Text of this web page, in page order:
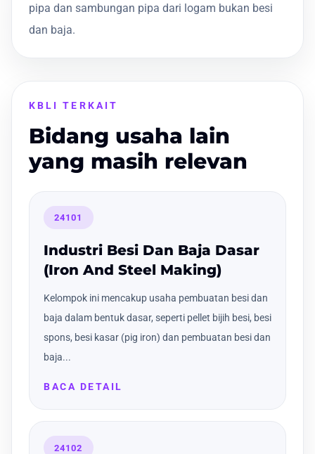
pipa dan sambungan pipa dari logam bukan besi
dan baja.
KBLI TERKAIT
Bidang usaha lain
yang masih relevan
24101
Industri Besi Dan Baja Dasar
(Iron And Steel Making)
Kelompok ini mencakup usaha pembuatan besi dan
baja dalam bentuk dasar, seperti pellet bijih besi, besi
spons, besi kasar (pig iron) dan pembuatan besi dan
baja...
BACA DETAIL
24102